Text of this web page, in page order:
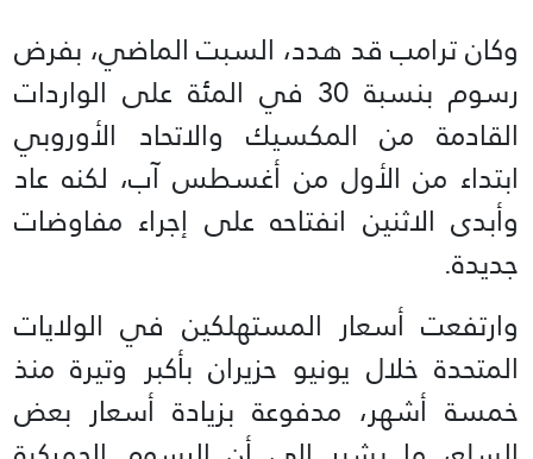
وكان ترامب قد هدد، السبت الماضي، بفرض
رسوم بنسبة 30 في المئة على الواردات
القادمة من المكسيك والاتحاد الأوروبي
ابتداء من الأول من أغسطس آب، لكنه عاد
وأبدى الاثنين انفتاحه على إجراء مفاوضات
جديدة.
وارتفعت أسعار المستهلكين في الولايات
المتحدة خلال يونيو حزيران بأكبر وتيرة منذ
خمسة أشهر، مدفوعة بزيادة أسعار بعض